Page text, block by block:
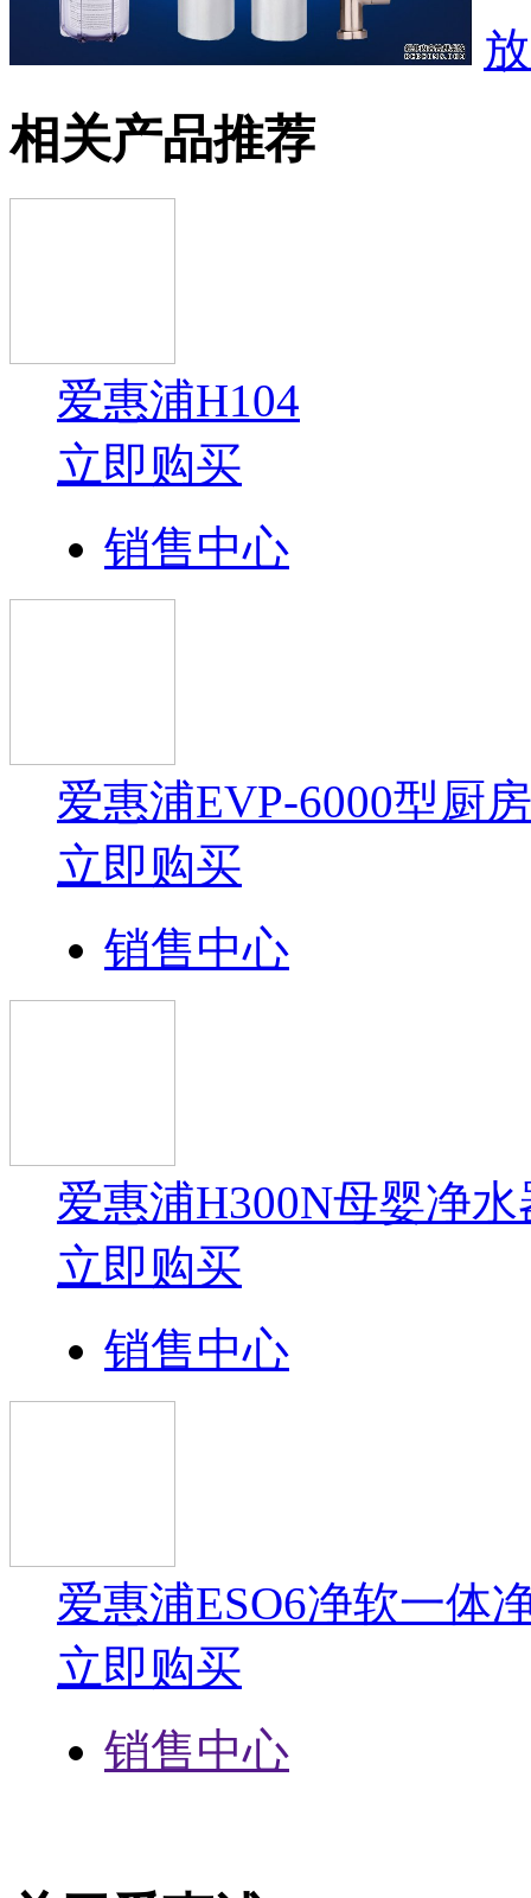
相关产品推荐
爱惠浦H104
立即购买
销售中心
爱惠浦EVP-6000型厨
立即购买
销售中心
爱惠浦H300N母婴净水
立即购买
销售中心
爱惠浦ESO6净软一体
立即购买
销售中心